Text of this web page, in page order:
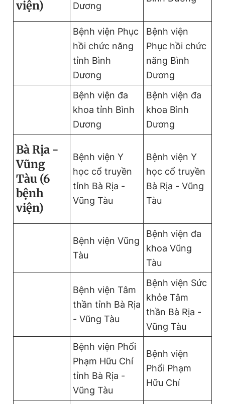
viện)
Dương
Bệnh viện Phục
hồi chức năng
tỉnh Bình
Dương
Bệnh viện
Phục hồi chức
năng Bình
Dương
Bệnh viện đa
khoa tỉnh Bình
Dương
Bệnh viện đa
khoa Bình
Dương
Bà Rịa -
Vũng
Tàu (6
bệnh
viện)
Bệnh viện Y
học cổ truyền
tỉnh Bà Rịa -
Vũng Tàu
Bệnh viện Y
học cổ truyền
Bà Rịa - Vũng
Tàu
Bệnh viện Vũng
Tàu
Bệnh viện đa
khoa Vũng
Tàu
Bệnh viện Tâm
thần tỉnh Bà Rịa
- Vũng Tàu
Bệnh viện Sức
khỏe Tâm
thần Bà Rịa -
Vũng Tàu
Bệnh viện Phổi
Phạm Hữu Chí
tỉnh Bà Rịa -
Vũng Tàu
Bệnh viện
Phổi Phạm
Hữu Chí